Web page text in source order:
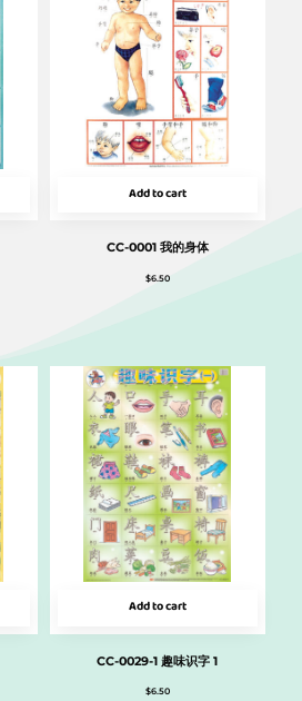
Add to cart
CC-0001 我的身体
$6.50
Add to cart
CC-0029-1 趣味识字 1
$6.50